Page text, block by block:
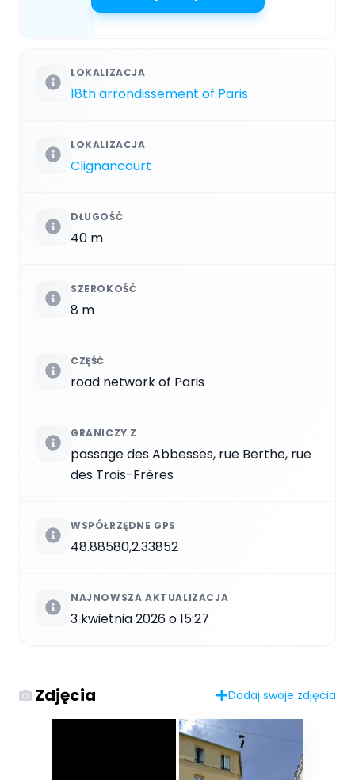
LOKALIZACJA
18th arrondissement of Paris
LOKALIZACJA
Clignancourt
DŁUGOŚĆ
40 m
SZEROKOŚĆ
8 m
CZĘŚĆ
road network of Paris
GRANICZY Z
passage des Abbesses, rue Berthe, rue
des Trois-Frères
WSPÓŁRZĘDNE GPS
48.88580,2.33852
NAJNOWSZA AKTUALIZACJA
3 kwietnia 2026 o 15:27
Zdjęcia Dodaj swoje zdjęcia